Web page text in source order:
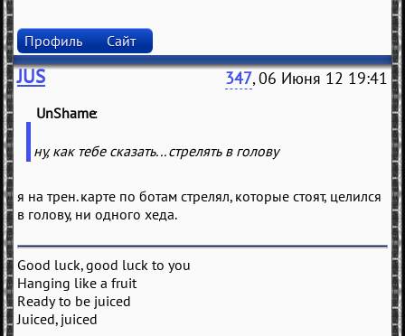
Профиль Сайт
JUS 347, 06 Июня 12 19:41
UnShame
ну, как тебе сказать... стрелять в голову
я на трен. карте по ботам стрелял, которые стоят, целился
в голову, ни одного хеда.
Good luck, good luck to you
Hanging like a fruit
Ready to be juiced
Juiced, juiced